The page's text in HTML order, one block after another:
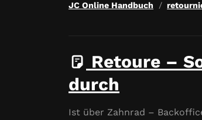
JC Online Handbuch
Retoure –
durch
Ist über Zahnrad –